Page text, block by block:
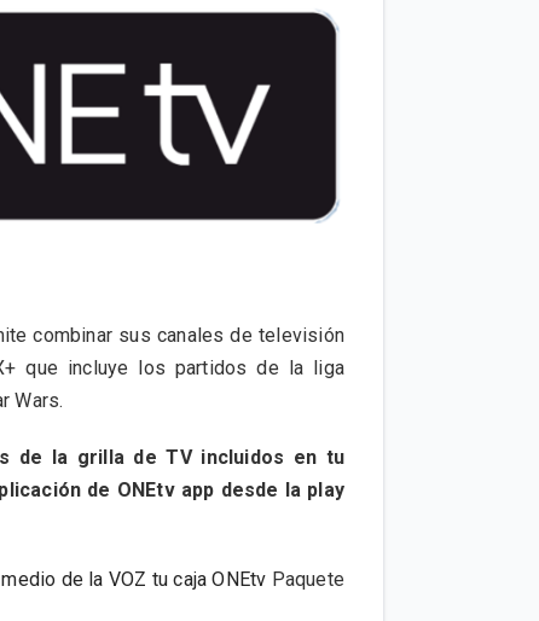
combinar sus canales de televisión
que incluye los partidos de la liga
Wars.
de la grilla de TV incluidos en tu
de ONEtv app desde la play
de la VOZ tu caja ONEtv Paquete